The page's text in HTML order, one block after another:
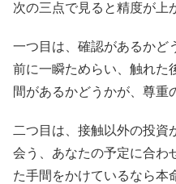
次の三点で見ると精度が上
一つ目は、確認があるかど
前に一瞬ためらい、触れた
間があるかどうかが、尊重
二つ目は、接触以外の投資
会う、あなたの予定に合わ
た手間をかけているなら本